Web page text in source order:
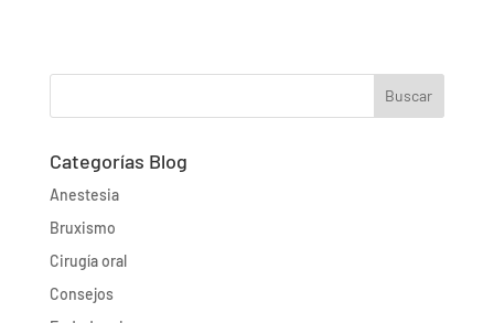
Buscar
Categorías Blog
Anestesia
Bruxismo
Cirugía oral
Consejos